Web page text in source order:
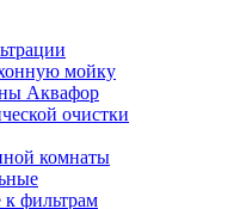
мойку
Аквафор
очистки
комнаты
фильтрам